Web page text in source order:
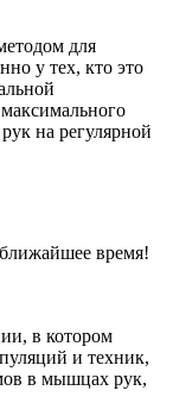
для
у тех, кто это
на регулярной
время!
в котором
и техник,
в мышцах рук,